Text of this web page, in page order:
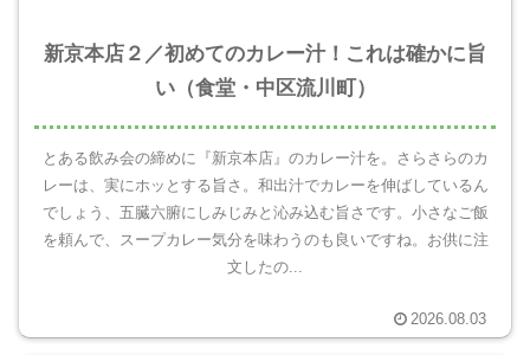
新京本店２／初めてのカレー汁！これは確かに旨
い（食堂・中区流川町）
とある飲み会の締めに『新京本店』のカレー汁を。さらさらのカ
レーは、実にホッとする旨さ。和出汁でカレーを伸ばしているん
でしょう、五臓六腑にしみじみと沁み込む旨さです。小さなご飯
を頼んで、スープカレー気分を味わうのも良いですね。お供に注
文したの...
2026.08.03